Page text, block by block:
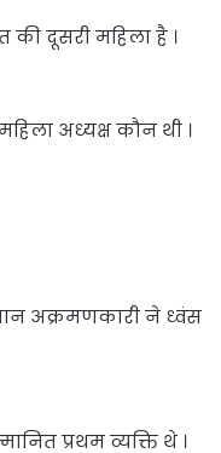
की दूसरी महिला है ।
अध्यक्ष कौन थी ।
अक्रमणकारी ने ध्वंस
प्रथम व्यक्ति थे ।